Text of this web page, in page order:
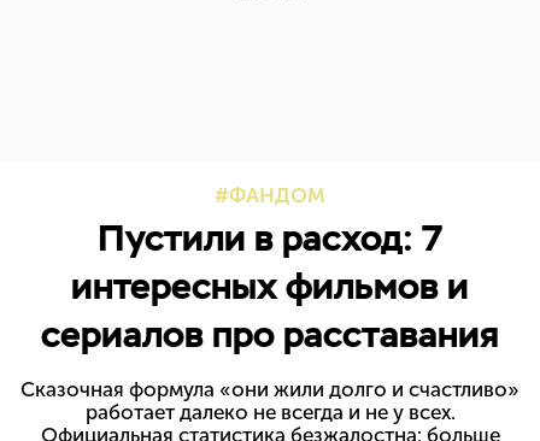
ФАНДОМ
Пустили в расход: 7
интересных фильмов и
сериалов про расставания
Сказочная формула «они жили долго и счастливо»
работает далеко не всегда и не у всех.
Официальная статистика безжалостна: больше